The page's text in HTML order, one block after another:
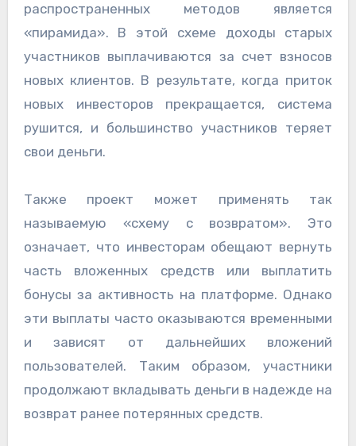
распространенных методов является
«пирамида». В этой схеме доходы старых
участников выплачиваются за счет взносов
новых клиентов. В результате, когда приток
новых инвесторов прекращается, система
рушится, и большинство участников теряет
свои деньги.
Также проект может применять так
называемую «схему с возвратом». Это
означает, что инвесторам обещают вернуть
часть вложенных средств или выплатить
бонусы за активность на платформе. Однако
эти выплаты часто оказываются временными
и зависят от дальнейших вложений
пользователей. Таким образом, участники
продолжают вкладывать деньги в надежде на
возврат ранее потерянных средств.